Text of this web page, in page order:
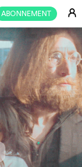
ABONNEMENT E